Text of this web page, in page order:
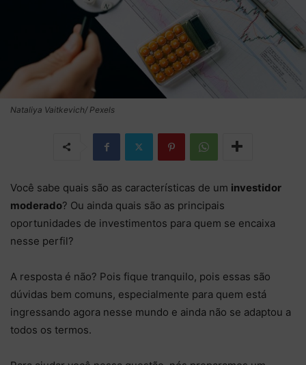
Nataliya Vaitkevich/ Pexels
Você sabe quais são as características de um investidor
moderado? Ou ainda quais são as principais
oportunidades de investimentos para quem se encaixa
nesse perfil?
A resposta é não? Pois fique tranquilo, pois essas são
dúvidas bem comuns, especialmente para quem está
ingressando agora nesse mundo e ainda não se adaptou a
todos os termos.